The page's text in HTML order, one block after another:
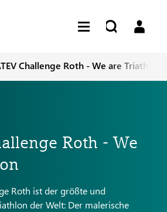
Challenge Roth - We are Triathlon
Roth - We
Roth ist der größte und
der Welt: Der malerische